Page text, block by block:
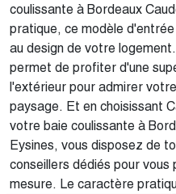
coulissante à Bordeaux
pratique, ce modèle
au design de votre
permet de profiter d'une
l'extérieur pour admirer
paysage. Et en choisissant
votre baie coulissante à
Eysines, vous disposez de
conseillers dédiés pour
mesure. Le caractère pratique de la baie vitrée coulissante